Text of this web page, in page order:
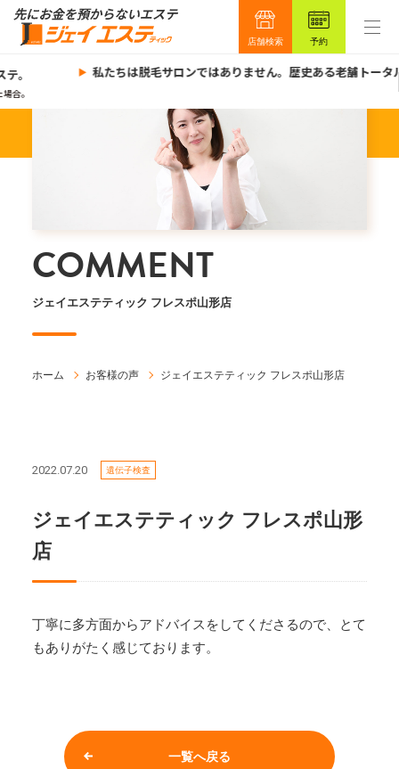
店舗検索 予約
。
合。
私たちは脱毛サロンではありません。歴史ある老舗トータ
COMMENT
ジェイエステティック フレスポ山形店
ホーム お客様の声 ジェイエステティック フレスポ山形店
2022.07.20 遺伝子検査
ジェイエステティック フレスポ山形
店
丁寧に多方面からアドバイスをしてくださるので、とて
もありがたく感じております。
一覧へ戻る